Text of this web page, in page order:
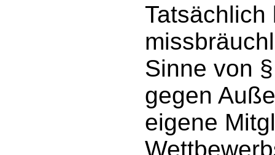
Sinne von
gegen
eigene